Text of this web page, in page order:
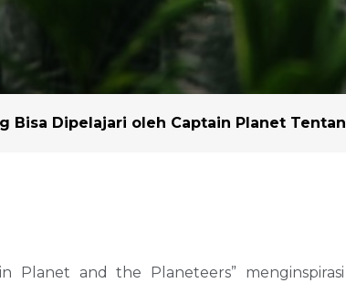
Kemitraan
Pendekatan
Mitra Kami
Bisa Dipelajari oleh Captain Planet
Planet and the Planeteers” menginspirasi